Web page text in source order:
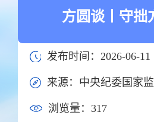
方圆谈丨守拙
发布时间：2026-06-11
来源：中央纪委国家
浏览量： 317